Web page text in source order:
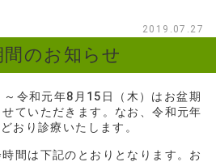
2019.07.27
間のお知らせ
令和元年8月15日（木）はお盆期
ていただきます。なお、令和元年
おり診療いたします。
間は下記のとおりとなります。お